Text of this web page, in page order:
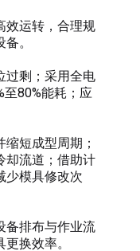
效运转，合理规
。
过剩；采用全电
80%能耗；应
短成型周期；
却流道；借助计
少模具修改次
备排布与作业流
换效率。